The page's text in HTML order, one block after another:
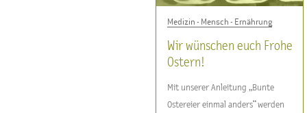
Medizin - Mensch - Ernährung
Wir wünschen euch Frohe
Ostern!
Mit unserer Anleitung „Bunte
Ostereier einmal anders“ werden